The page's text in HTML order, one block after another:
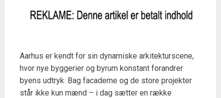
Aarhus er kendt for sin dynamiske arkitekturscene,
hvor nye byggerier og byrum konstant forandrer
byens udtryk. Bag facaderne og de store projekter
står ikke kun mænd – i dag sætter en række